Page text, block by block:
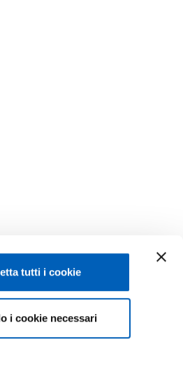
tutti i cookie
i cookie necessari
Linkedin